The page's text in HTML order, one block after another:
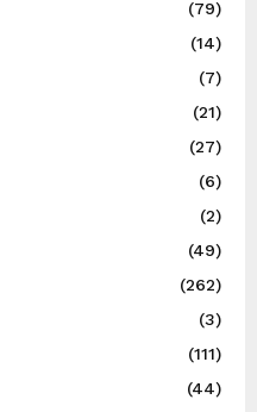
(79)
(14)
(7)
(21)
(27)
(6)
(2)
(49)
(262)
(3)
(111)
(44)